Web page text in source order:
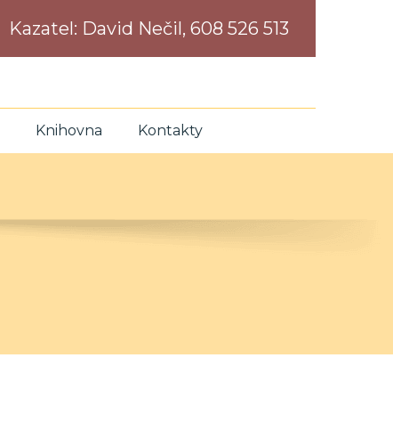
Kazatel: David Nečil, 608 526 513
Knihovna Kontakty